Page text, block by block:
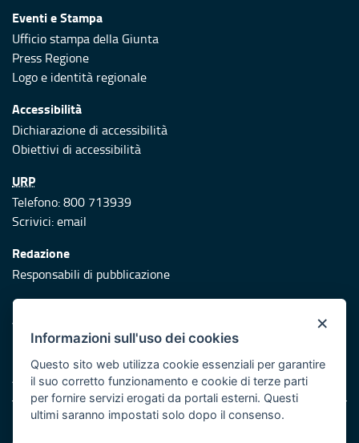
Eventi e Stampa
Ufficio stampa della Giunta
Press Regione
Logo e identità regionale
Accessibilità
Dichiarazione di accessibilità
Obiettivi di accessibilità
URP
Telefono: 800 713939
Scrivici:email
Redazione
Responsabili di pubblicazione
Protezione civile
Vai al sito di Protezione Civile Puglia
Iniziativa finanziata con risorse del POR Puglia 2014/2020 -
Asse XI
Note legali
×
Informazioni sull'uso dei cookies
Questo sito web utilizza cookie essenziali per garantire
il suo corretto funzionamento e cookie di terze parti
per fornire servizi erogati da portali esterni. Questi
ultimi saranno impostati solo dopo il consenso.